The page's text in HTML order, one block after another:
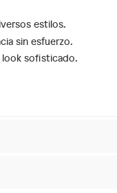
estilos.
sin esfuerzo.
look sofisticado.